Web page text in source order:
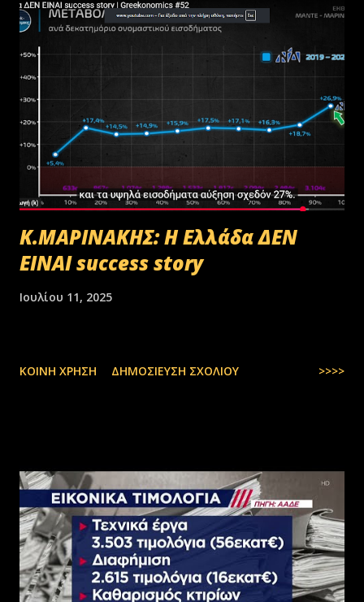
Κ.ΜΑΡΙΝΑΚΗΣ: Η Ελλάδα ΔΕΝ
ΕΙΝΑΙ success story
Ιουλίου 11, 2025
ΚΟΙΝΉ ΧΡΉΣΗ ΔΗΜΟΣΊΕΥΣΗ ΣΧΟΛΊΟΥ >>>>